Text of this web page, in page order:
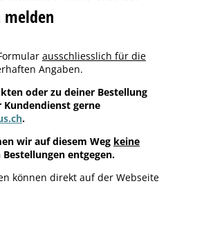
ausschliesslich für die
Angaben.
oder zu deiner Bestellung
gerne
.
wir auf diesem Weg keine
Bestellungen entgegen.
können direkt auf der Webseite